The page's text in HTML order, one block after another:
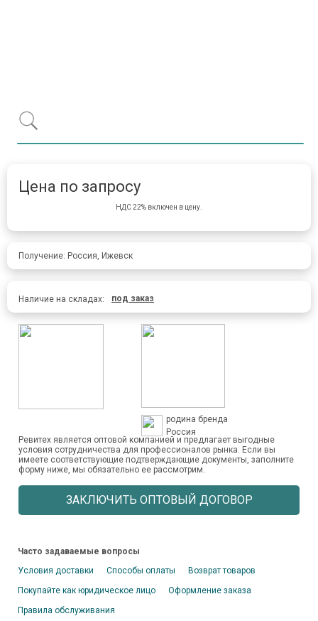
Цена по запросу
НДС 22% включен в цену.
Получение: Россия, Ижевск
Наличие на складах: под заказ
родина бренда
Россия
Ревитех является оптовой компанией и предлагает выгодные
условия сотрудничества для профессионалов рынка. Если вы
имеете соответствующие подтверждающие документы, заполните
форму ниже, мы обязательно ее рассмотрим.
ЗАКЛЮЧИТЬ ОПТОВЫЙ ДОГОВОР
Часто задаваемые вопросы
Условия доставки
Способы оплаты
Возврат товаров
Покупайте как юридическое лицо
Оформление заказа
Правила обслуживания